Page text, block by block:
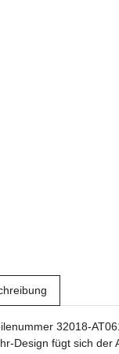
32018-
Design fügt sich